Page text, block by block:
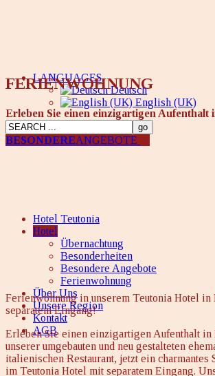
LANGUAGES
Deutsch
English (UK)
BESONDEREANGEBOTE
Hotel Teutonia
Hotel
Übernachtung
Besonderheiten
Besondere Angebote
Ferienwohnung
Über Uns
Unsere Region
Kontakt
AGB
FERIENWOHNUNG
Erleben Sie einen einzigartigen Aufenthalt
Ferienwohnung in unserem Teutonia Hotel
separatem Eingang!
Erleben Sie einen einzigartigen Aufenthalt
unserer umgebauten und neu gestalteten
italienischen Restaurant, jetzt ein charmantes
im Teutonia Hotel mit separatem Eingang.